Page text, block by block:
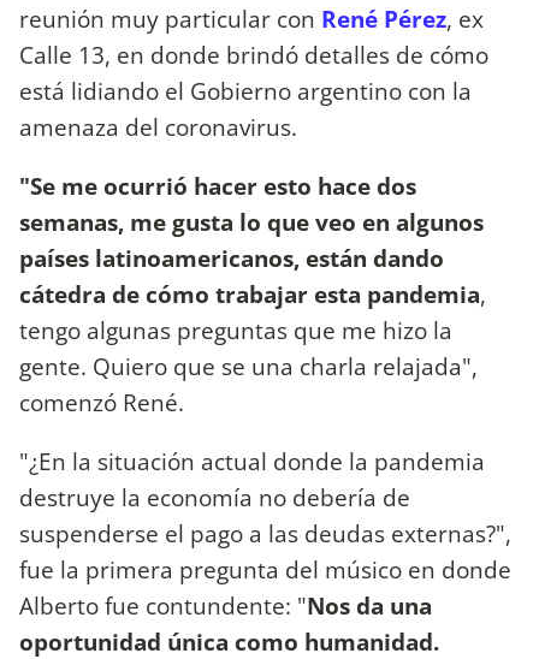
reunión muy particular con René Pérez, ex
Calle 13, en donde brindó detalles de cómo
está lidiando el Gobierno argentino con la
amenaza del coronavirus.
"Se me ocurrió hacer esto hace dos
semanas, me gusta lo que veo en algunos
países latinoamericanos, están dando
cátedra de cómo trabajar esta pandemia,
tengo algunas preguntas que me hizo la
gente. Quiero que se una charla relajada",
comenzó René.
"¿En la situación actual donde la pandemia
destruye la economía no debería de
suspenderse el pago a las deudas externas?",
fue la primera pregunta del músico en donde
Alberto fue contundente: "Nos da una
oportunidad única como humanidad.